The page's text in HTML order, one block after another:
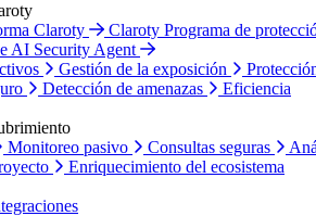
Claroty
Claroty Programa de
AI Security Agent
Gestión de la exposición
Detección de amenazas
Eficiencia
Monitoreo pasivo Consultas seguras
Enriquecimiento del ecosistema